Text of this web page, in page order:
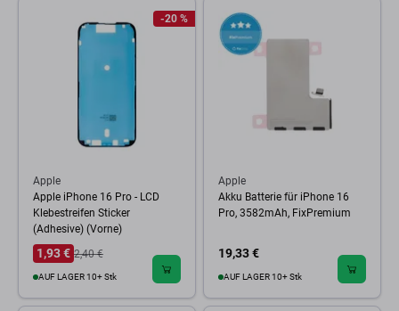
-20 %
Apple
Apple iPhone 16 Pro - LCD
Klebestreifen Sticker
(Adhesive) (Vorne)
1,93 € 2,40 €
AUF LAGER 10+ Stk
Apple
Akku Batterie für iPhone 16
Pro, 3582mAh, FixPremium
19,33 €
AUF LAGER 10+ Stk